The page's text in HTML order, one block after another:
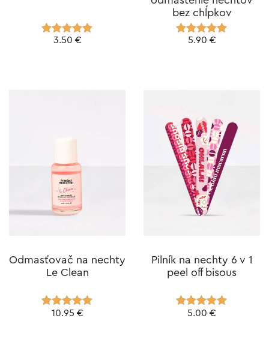
Hodnotenie
3.50 €
bez chĺpkov
Hodnotenie
5.90 €
Odmasťovač na nechty
Le Clean
Hodnotenie
10.95 €
Pilník na nechty 6 v 1
peel off bisous
Hodnotenie
5.00 €